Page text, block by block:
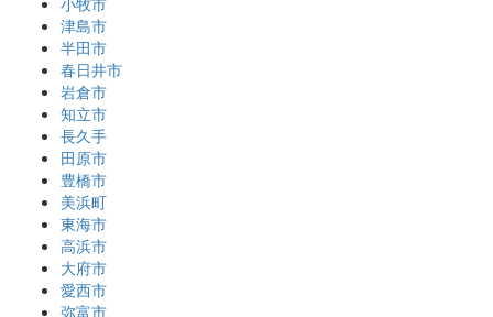
津島市
半田市
春日井市
岩倉市
知立市
長久手
田原市
豊橋市
美浜町
東海市
高浜市
大府市
愛西市
弥富市